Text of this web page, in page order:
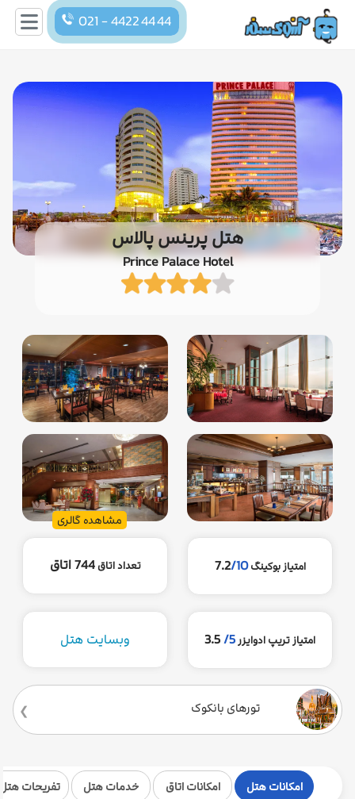
021 - 4422 44 44
هتل پرینس پالاس
Prince Palace Hotel
مشاهده گالری
امتیاز بوکینگ 7.2/10 تعداد اتاق744 اتاق
امتیاز تریپ ادوایزر5/ وبسایت هتل
تورهای بانکوک
امکانات هتل امکانات اتاق خدمات هتل تفریحات